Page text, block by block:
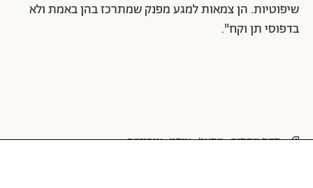
שיפוטיות. הן צמאות למגע מפנק שמתרכז בהן באמת ולא
בדפוסי תן וקח".
סקס ויחסים מסאג' עיסוי אורגזמה